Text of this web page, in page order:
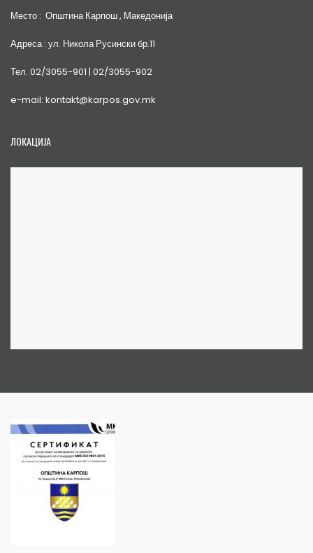
Место : Општина Карпош , Македонија
Адреса : ул. Никола Русински бр.11
Тел. 02/3055-901 | 02/3055-902
e-mail: kontakt@karpos.gov.mk
ЛОКАЦИЈА